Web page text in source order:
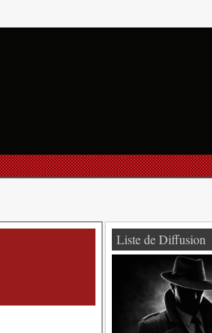
Liste de Diffusion